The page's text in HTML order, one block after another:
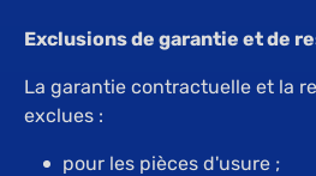
Exclusions de garantie et de
La garantie contractuelle et la
exclues :
pour les pièces d'usure ;